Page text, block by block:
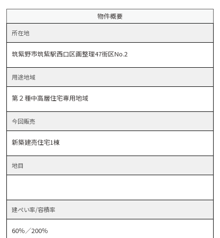
物件概要
所在地
筑紫野市筑紫駅西口区画整理47街区No.2
用途地域
第２種中高層住宅専用地域
今回販売
新築建売住宅1棟
地目
建ぺい率/容積率
60％／200％